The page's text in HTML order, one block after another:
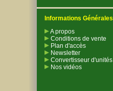
Informations Générales
A propos
Conditions de vente
Plan d'accès
Newsletter
Convertisseur d'unités
Nos vidéos